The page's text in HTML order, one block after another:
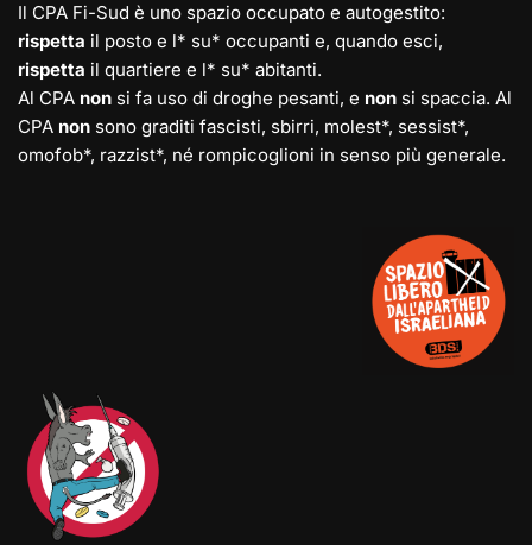
Il CPA Fi-Sud è uno spazio occupato e autogestito:
rispetta il posto e l* su* occupanti e, quando esci,
rispetta il quartiere e l* su* abitanti.
Al CPA non si fa uso di droghe pesanti, e non si spaccia. Al
CPA non sono graditi fascisti, sbirri, molest*, sessist*,
omofob*, razzist*, né rompicoglioni in senso più generale.